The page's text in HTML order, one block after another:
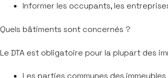
Informer les occupants, les
Quels bâtiments sont concernés ?
Le DTA est obligatoire pour la plupart des